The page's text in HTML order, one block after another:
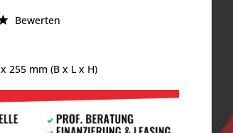
Bewerten
x255 mm (B x L x H)